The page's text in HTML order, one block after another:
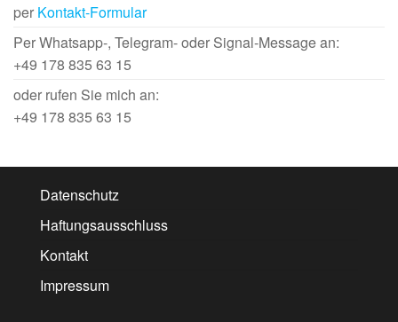
per Kontakt-Formular
Per Whatsapp-, Telegram- oder Signal-Message an:
+49 178 835 63 15
oder rufen Sie mich an:
+49 178 835 63 15
Datenschutz
Haftungsausschluss
Kontakt
Impressum